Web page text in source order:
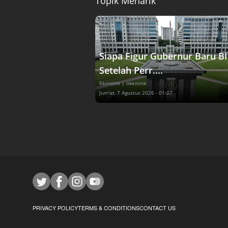
Siapa Figur Gubernur Baru BI
Setelah Perr....
Ekonomi | okezone
Jum'at, 7 Agustus 2026 - 01:07
PRIVACY POLICYTERMS & CONDITIONSCONTACT US